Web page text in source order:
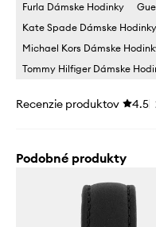
Furla Dámske Hodinky
Kate Spade Dámske Hodinky
Michael Kors Dámske
Tommy Hilfiger Dámske
Recenzie produktov 4.5
Podobné produkty